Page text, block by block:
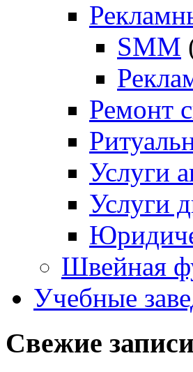
SMM
Ремонт
Услуги
Услуги
Швейная
Учебные
Свежие записи